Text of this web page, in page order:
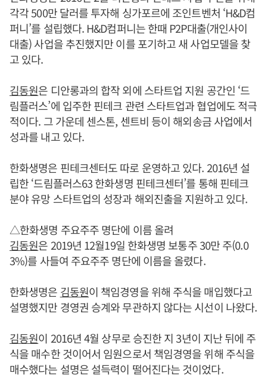
각각 500만 달러를 투자해 싱가포르에 조인트벤처 ‘H&D컴
퍼니’를 설립했다. H&D컴퍼니는 한때 P2P대출(개인사이
대출) 사업을 추진했지만 이를 포기하고 새 사업모델을 찾
고 있다.
김동원은 디안롱과의 합작 외에 스타트업 지원 공간인 ‘드
림플러스’에 입주한 핀테크 관련 스타트업과 협업에도 적극
적이다. 그 가운데 센스톤, 센트비 등이 해외송금 사업에서
성과를 내고 있다.
한화생명은 핀테크센터도 따로 운영하고 있다. 2016년 설
립한 ‘드림플러스63 한화생명 핀테크센터’를 통해 핀테크
분야 유망 스타트업의 성장과 해외진출을 지원하고 있다.
△한화생명 주요주주 명단에 이름 올려
김동원은 2019년 12월19일 한화생명 보통주 30만 주(0.0
3%)를 사들여 주요주주 명단에 이름을 올렸다.
한화생명은 김동원이 책임경영을 위해 주식을 매입했다고
설명했지만 경영권 승계와 무관하지 않다는 시선이 나왔다.
김동원이 2016년 4월 상무로 승진한 지 3년이 지난 뒤에 주
식을 매수한 것이어서 임원으로서 책임경영을 위해 주식을
매수했다는 설명은 설득력이 떨어진다는 것이었다.